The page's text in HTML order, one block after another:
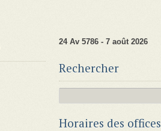
24 Av 5786 - 7 août 2026
Rechercher
Horaires des offices